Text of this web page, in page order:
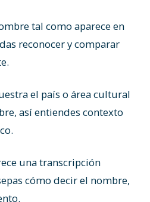
tal como aparece en
reconocer y comparar
el país o área cultural
así entiendes contexto
una transcripción
cómo decir el nombre,